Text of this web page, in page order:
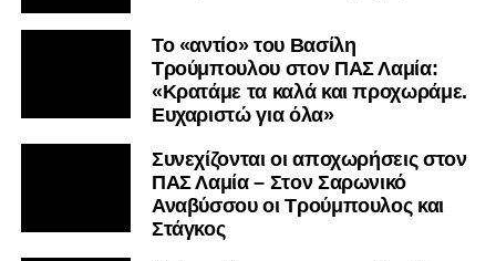
Το «αντίο» του Βασίλη
Τρούμπουλου στον ΠΑΣ Λαμία:
«Κρατάμε τα καλά και προχωράμε.
Ευχαριστώ για όλα»
Συνεχίζονται οι αποχωρήσεις στον
ΠΑΣ Λαμία – Στον Σαρωνικό
Αναβύσσου οι Τρούμπουλος και
Στάγκος